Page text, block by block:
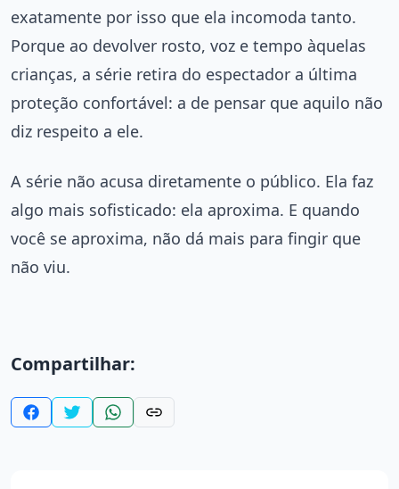
exatamente por isso que ela incomoda tanto.
Porque ao devolver rosto, voz e tempo àquelas
crianças, a série retira do espectador a última
proteção confortável: a de pensar que aquilo não
diz respeito a ele.
A série não acusa diretamente o público. Ela faz
algo mais sofisticado: ela aproxima. E quando
você se aproxima, não dá mais para fingir que
não viu.
Compartilhar: